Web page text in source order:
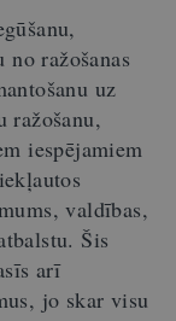
ražošanas
uz
ražošanu,
iespējamiem
valdības,
Šis
arī
jo skar visu